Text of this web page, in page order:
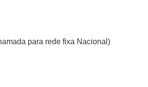
para rede fixa Nacional)